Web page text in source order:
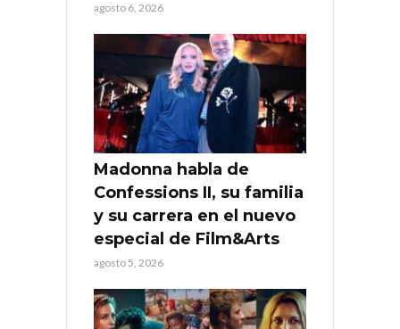
agosto 6, 2026
Madonna habla de
Confessions II, su familia
y su carrera en el nuevo
especial de Film&Arts
agosto 5, 2026